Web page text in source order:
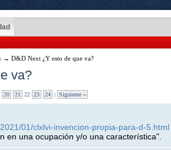
→ D&D Next ¿Y esto de que va?
va?
20 21 22 23 24 | Siguiente »
01/clxlvi-invencion-propia-para-d-5.html
en una ocupación y/o una característica".